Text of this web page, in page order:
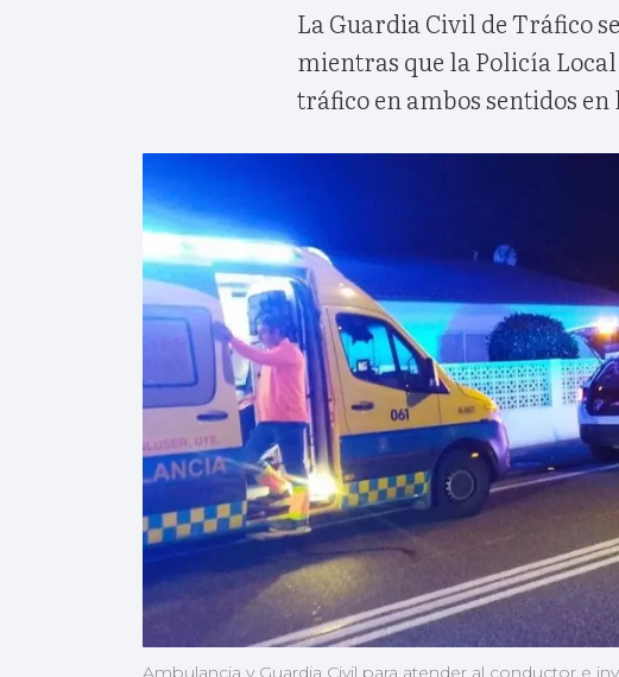
La Guardia Civil de Tráfico
mientras que la Policía
tráfico en ambos sentidos en
Ambulancia y Guardia Civil para atender al conductor e